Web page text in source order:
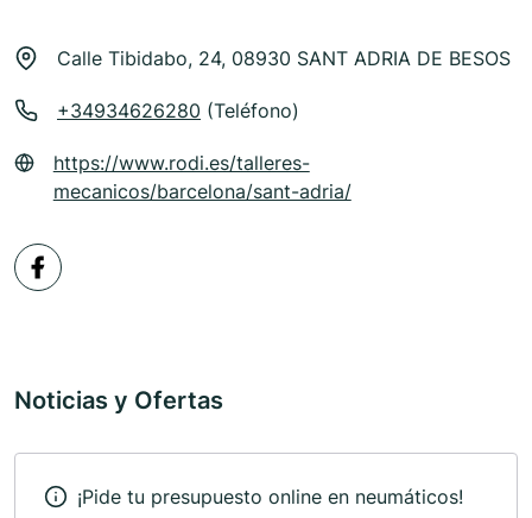
Calle Tibidabo, 24, 08930 SANT ADRIA DE BESOS
+34934626280 (Teléfono)
https://www.rodi.es/talleres-
mecanicos/barcelona/sant-adria/
Noticias y Ofertas
¡Pide tu presupuesto online en neumáticos!